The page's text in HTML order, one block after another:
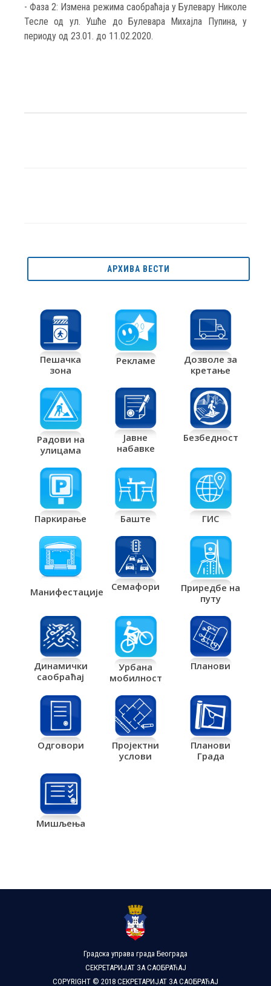
- Фаза 2: Измена режима саобраћаја у Булевару Николе
Тесле од ул. Ушће до Булевара Михајла Пупина, у
периоду од 23.01. до 11.02.2020.
АРХИВА ВЕСТИ
Пешачка
зона
Рекламе
Дозволе за
кретање
Радови на
улицама
Јавне
набавке
Безбедност
Паркирање Баште ГИС
Манифестације Семафори
Приредбе на
путу
Динамички
саобраћај
Урбана
мобилност
Планови
Одговори
Пројектни
услови
Планови
Града
Мишљења
Градска управа града Београда
СЕКРЕТАРИЈАТ ЗА САОБРАЋАЈ
COPYRIGHT © 2018 СЕКРЕТАРИЈАТ ЗА САОБРАЋАЈ